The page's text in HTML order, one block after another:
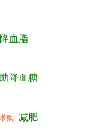
血脂
降血糖
求购 减肥